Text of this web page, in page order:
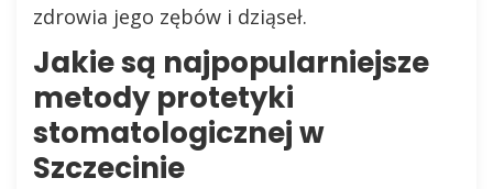
zdrowia jego zębów i dziąseł.
Jakie są najpopularniejsze
metody protetyki
stomatologicznej w
Szczecinie